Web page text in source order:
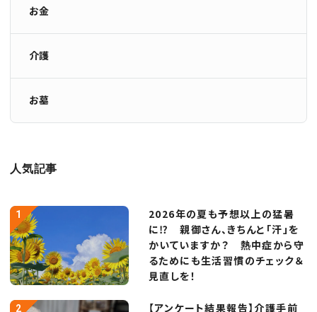
お金
介護
お墓
人気記事
2026年の夏も予想以上の猛暑
に⁉ 親御さん、きちんと「汗」を
かいていますか？ 熱中症から守
るためにも生活習慣のチェック＆
見直しを！
【アンケート結果報告】介護手前